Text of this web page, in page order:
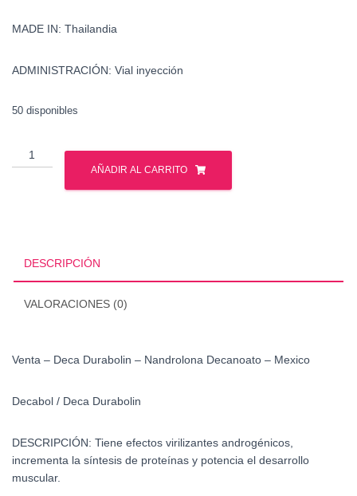
MADE IN: Thailandia
ADMINISTRACIÓN: Vial inyección
50 disponibles
Venta
-
cantidad
AÑADIR AL CARRITO
DESCRIPCIÓN
VALORACIONES (0)
Venta – Deca Durabolin – Nandrolona Decanoato – Mexico
Decabol / Deca Durabolin
DESCRIPCIÓN: Tiene efectos virilizantes androgénicos,
incrementa la síntesis de proteínas y potencia el desarrollo
muscular.